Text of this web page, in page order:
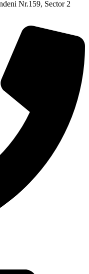
Nr.159, Sector 2